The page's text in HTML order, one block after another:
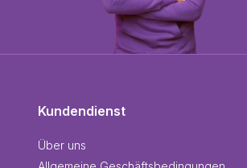
Kundendienst
Über uns